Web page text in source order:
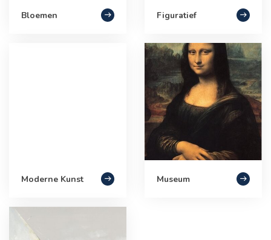
Bloemen Figuratief
Moderne Kunst Museum